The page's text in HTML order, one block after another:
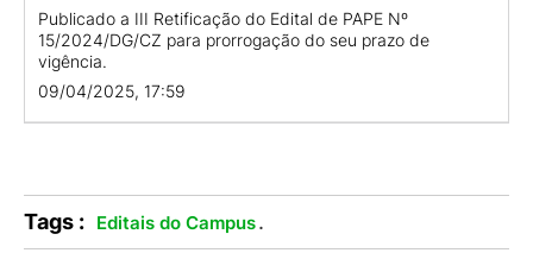
Publicado a III Retificação do Edital de PAPE Nº
15/2024/DG/CZ para prorrogação do seu prazo de
vigência.
09/04/2025, 17:59
Tags : Editais do Campus.